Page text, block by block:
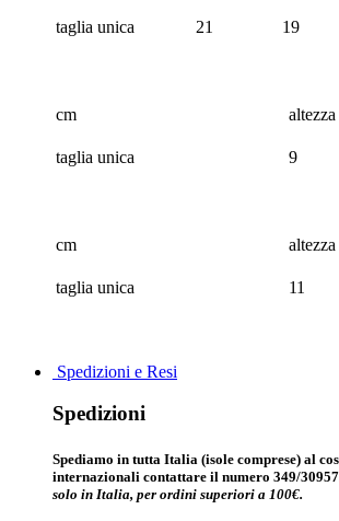
taglia unica 21 19
cm altezza
taglia unica 9
cm altezza
taglia unica 11
Spedizioni e Resi
Spedizioni
Spediamo in tutta Italia (isole comprese) al
internazionali contattare il numero 349/
solo in Italia, per ordini superiori a 100€.